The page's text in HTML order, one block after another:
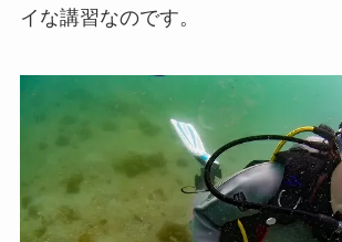
イな講習なのです。